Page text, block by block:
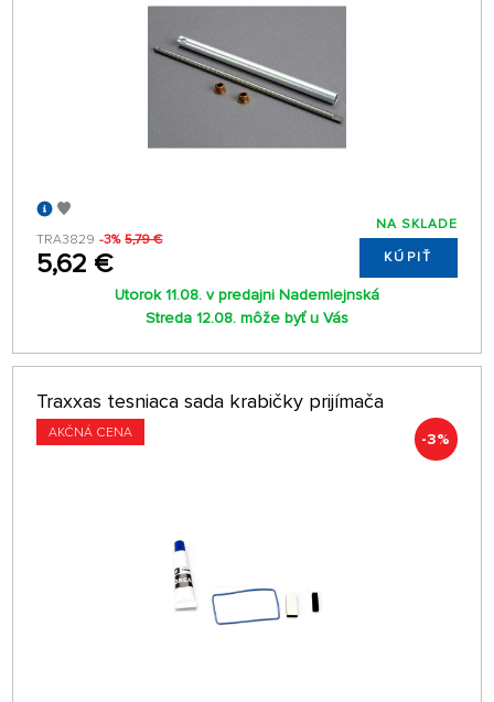
TRA3829 -3% 5,79 €
5,62 €
NA SKLADE
KÚPIŤ
Utorok 11.08. v predajni Nademlejnská
Streda 12.08. môže byť u Vás
Traxxas tesniaca sada krabičky prijímača
AKČNÁ CENA -3%